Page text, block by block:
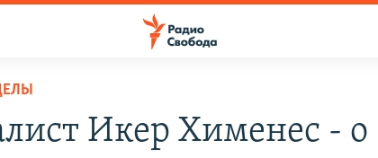
Икер Хименес - о